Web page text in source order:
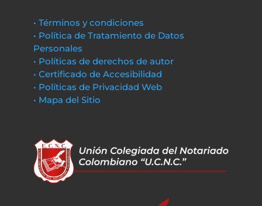
• Términos y condiciones
• Política de Tratamiento de Datos
Personales
• Políticas de derechos de autor
• Certificado de Accesibilidad
• Políticas de Privacidad Web
• Mapa del Sitio